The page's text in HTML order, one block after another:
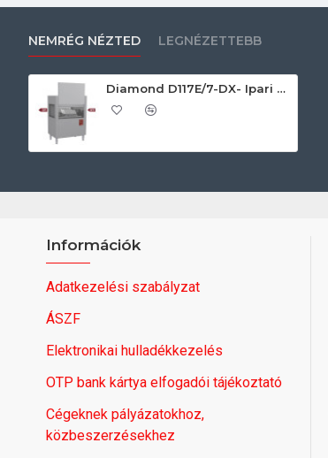
NEMRÉG NÉZTED LEGNÉZETTEBB
Diamond D117E/7-DX- Ipari átadó rendszerű mosogatógép
Információk
Adatkezelési szabályzat
ÁSZF
Elektronikai hulladékkezelés
OTP bank kártya elfogadói tájékoztató
Cégeknek pályázatokhoz,
közbeszerzésekhez